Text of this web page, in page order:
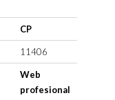
CP
11406
Web
profesional